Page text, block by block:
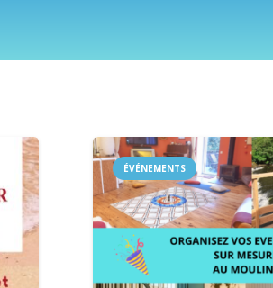
ÉVÉNEMENTS